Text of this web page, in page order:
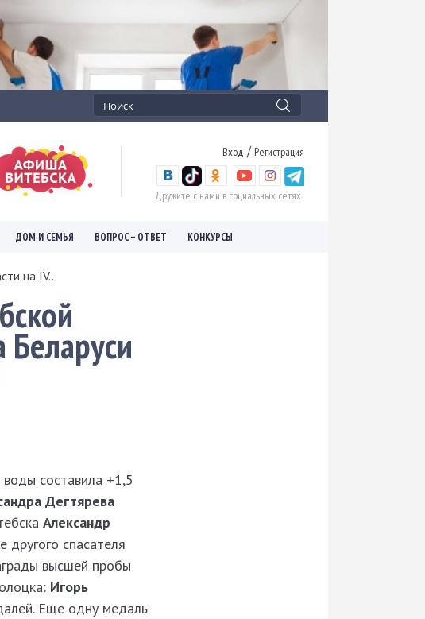
Вход / Регистрация
Дружите с нами в социальных сетях!
ДОМ И СЕМЬЯ ВОПРОС – ОТВЕТ КОНКУРСЫ
на IV...
Беларуси
составила +1,5
Дегтярева
Александр
другого спасателя
высшей пробы
Игорь
Еще одну медаль